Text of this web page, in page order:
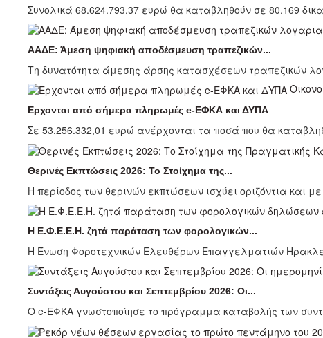
Συνολικά 68.624.793,37 ευρώ θα καταβληθούν σε 80.169
ΑΑΔΕ: Άμεση ψηφιακή αποδέσμευση τραπεζικών...
Τη δυνατότητα άμεσης άρσης κατασχέσεων τραπεζικών
Ερχονται από σήμερα πληρωμές e-ΕΦΚΑ και ΔΥΠΑ
Σε 53.256.332,01 ευρώ ανέρχονται τα ποσά που θα
Θερινές Εκπτώσεις 2026: Το Στοίχημα της...
Η περίοδος των θερινών εκπτώσεων ισχύει οριζόντια και
Η Ε.Φ.Ε.Ε.Η. ζητά παράταση των φορολογικών...
Η Ένωση Φοροτεχνικών Ελευθέρων Επαγγελματιών
Συντάξεις Αυγούστου και Σεπτεμβρίου 2026: Οι...
Ο e-ΕΦΚΑ γνωστοποίησε το πρόγραμμα καταβολής των